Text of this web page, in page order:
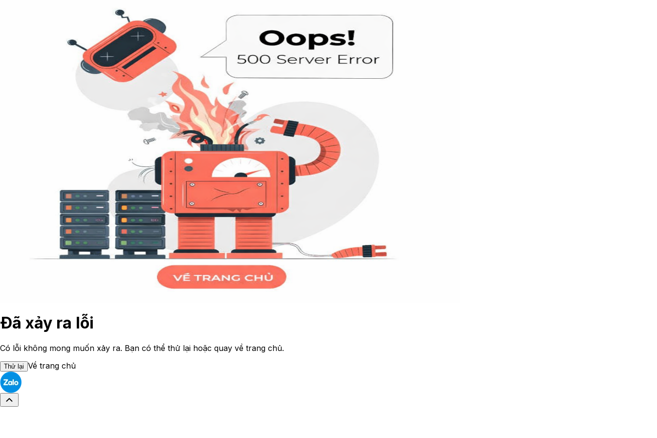
Đã xảy ra lỗi
Có lỗi không mong muốn xảy ra. Bạn có thể thử lại hoặc quay về trang chủ.
Thử lại Về trang chủ